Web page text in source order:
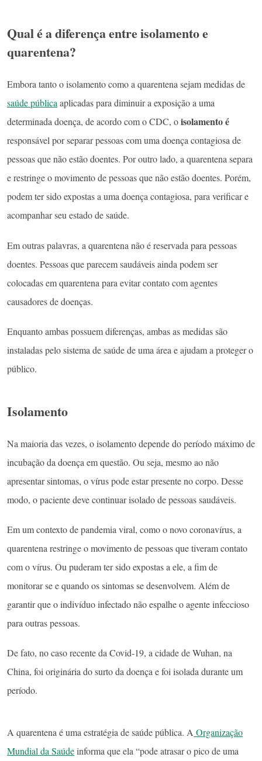
Qual é a diferença entre isolamento e
quarentena?
Embora tanto o isolamento como a quarentena sejam medidas de
saúde públicaaplicadas para diminuir a exposição a uma
determinada doença, de acordo com o CDC, oisolamento é
responsável por separar pessoas com uma doença contagiosa de
pessoas que não estão doentes. Por outro lado, a quarentena separa
e restringe o movimento de pessoas que não estão doentes. Porém,
podem ter sido expostas a uma doença contagiosa, para verificar e
acompanhar seu estado de saúde.
Em outras palavras, a quarentena não é reservada para pessoas
doentes. Pessoas que parecem saudáveis ​​ainda podem ser
colocadas em quarentena para evitar contato com agentes
causadores de doenças.
Enquanto ambas possuem diferenças, ambas as medidas são
instaladas pelo sistema de saúde de uma área e ajudam a proteger o
público.
Isolamento
Na maioria das vezes, o isolamento depende do período máximo de
incubação da doença em questão. Ou seja, mesmo ao não
apresentar sintomas, o vírus pode estar presente no corpo. Desse
modo, o paciente deve continuar isolado de pessoas saudáveis.
Em um contexto de pandemia viral, como o novo coronavírus, a
quarentena restringe o movimento de pessoas que tiveram contato
com o vírus. Ou puderam ter sido expostas a ele, a fim de
monitorar se e quando os sintomas se desenvolvem. Além de
garantir que o indivíduo infectado não espalhe o agente infeccioso
para outras pessoas.
De fato, no caso recente da Covid-19, a cidade de Wuhan, na
China, foi originária do surto da doença e foi isolada durante um
período.
A quarentena é uma estratégia de saúde pública. A Organização
Mundial da Saúdeinforma que ela “pode atrasar o pico de uma